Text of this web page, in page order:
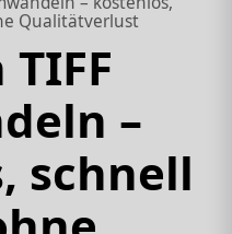
Qualitätverlust
TIFF
–
schnell